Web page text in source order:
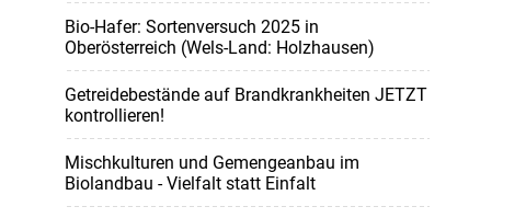
Bio-Hafer: Sortenversuch 2025 in
Oberösterreich (Wels-Land: Holzhausen)
Getreidebestände auf Brandkrankheiten JETZT
kontrollieren!
Mischkulturen und Gemengeanbau im
Biolandbau - Vielfalt statt Einfalt